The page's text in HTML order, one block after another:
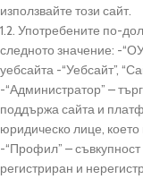
използвайте този сайт.
1.2. Употребените по-
следното значение: -
уебсайта -“Уебсайт”,
-“Администратор” –
поддържа сайта и
юридическо лице, което
-“Профил” –
регистриран и